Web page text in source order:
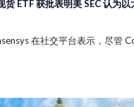
ETF 获批表明美 SEC 认为
在社交平台表示，尽管